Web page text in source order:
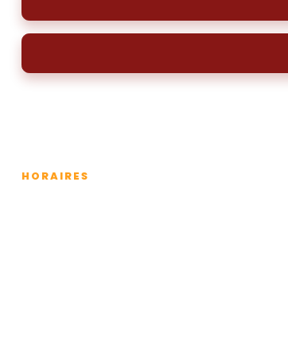
HORAIRES